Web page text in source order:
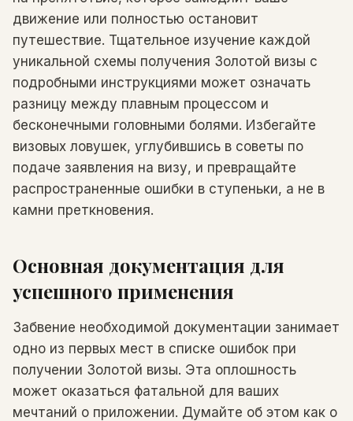
движение или полностью остановит
путешествие. Тщательное изучение каждой
уникальной схемы получения Золотой визы с
подробными инструкциями может означать
разницу между плавным процессом и
бесконечными головными болями. Избегайте
визовых ловушек, углубившись в советы по
подаче заявления на визу, и превращайте
распространенные ошибки в ступеньки, а не в
камни преткновения.
Основная документация для
успешного применения
Забвение необходимой документации занимает
одно из первых мест в списке ошибок при
получении Золотой визы. Эта оплошность
может оказаться фатальной для ваших
мечтаний о приложении. Думайте об этом как о